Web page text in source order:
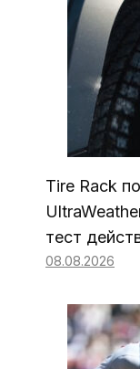
Tire Rack
тест
08.08.2026